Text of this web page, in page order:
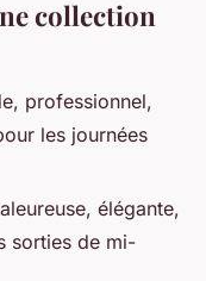
collection
professionnel,
les journées
élégante,
sorties de mi-